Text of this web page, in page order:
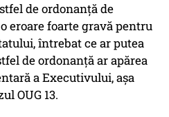
de ordonanţă de
eroare foarte gravă pentru
întrebat ce ar putea
de ordonanţă ar apărea
a Executivului, aşa
OUG 13.